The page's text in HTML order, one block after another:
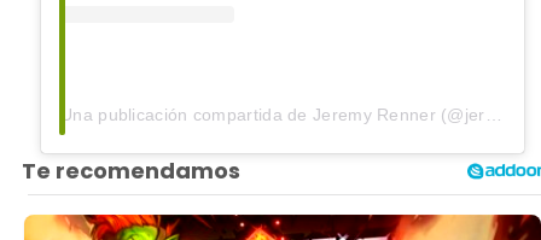
Una publicación compartida de Jeremy Renner (@jeremyrenner)